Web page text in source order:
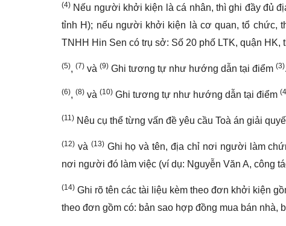
(4) Nếu người khởi kiện là cá nhân, thì ghi đầy đủ
tỉnh H); nếu người khởi kiện là cơ quan, tổ chức,
TNHH Hin Sen có trụ sở: Số 20 phố LTK, quận HK,
(5), (7) và (9) Ghi tương tự như hướng dẫn tại điểm (3).
(6), (8) và (10) Ghi tương tự như hướng dẫn tại điểm
(11) Nêu cụ thể từng vấn đề yêu cầu Toà án giải
(12) và (13)Ghi họ và tên, địa chỉ nơi người làm
nơi người đó làm việc (ví dụ: Nguyễn Văn A, công
(14) Ghi rõ tên các tài liệu kèm theo đơn khởi kiện
theo đơn gồm có: bản sao hợp đồng mua bán